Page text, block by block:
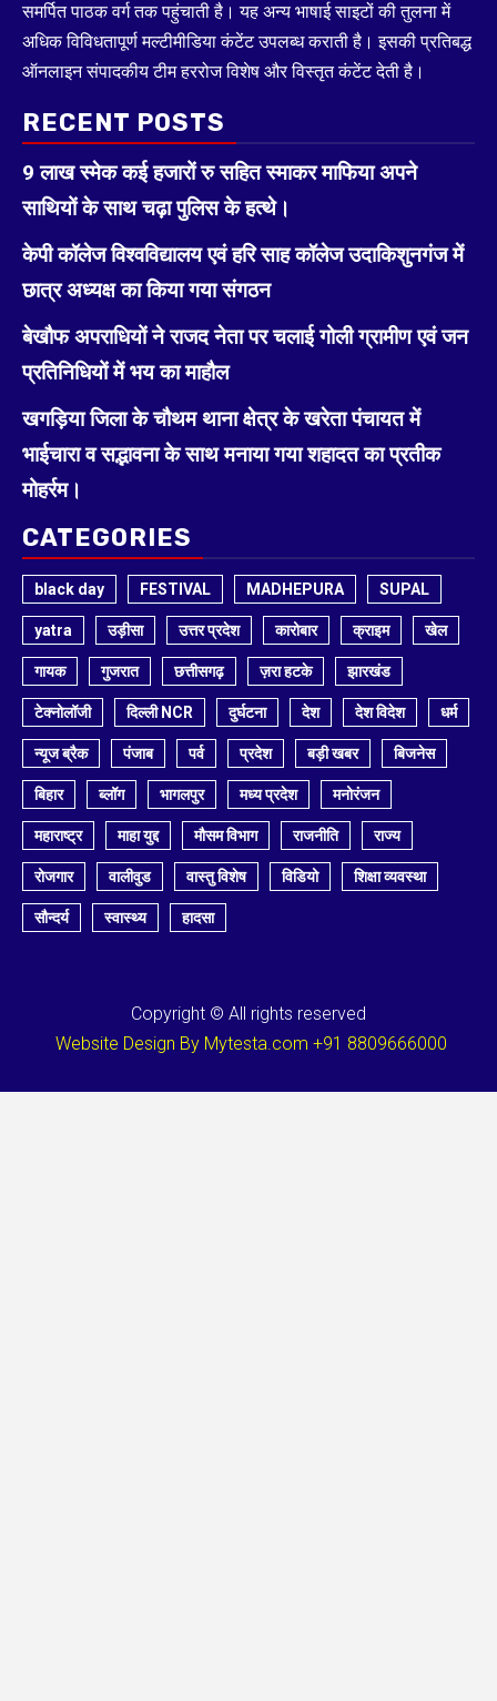
समर्पित पाठक वर्ग तक पहुंचाती है। यह अन्य भाषाई साइटों की तुलना में
अधिक विविधतापूर्ण मल्टीमीडिया कंटेंट उपलब्ध कराती है। इसकी प्रतिबद्ध
ऑनलाइन संपादकीय टीम हररोज विशेष और विस्तृत कंटेंट देती है।
RECENT POSTS
9 लाख स्मेक कई हजारों रु सहित स्माकर माफिया अपने
साथियों के साथ चढ़ा पुलिस के हत्थे।
केपी कॉलेज विश्वविद्यालय एवं हरि साह कॉलेज उदाकिशुनगंज में
छात्र अध्यक्ष का किया गया संगठन
बेखौफ अपराधियों ने राजद नेता पर चलाई गोली ग्रामीण एवं जन
प्रतिनिधियों में भय का माहौल
खगड़िया जिला के चौथम थाना क्षेत्र के खरेता पंचायत में
भाईचारा व सद्भावना के साथ मनाया गया शहादत का प्रतीक
मोहर्रम।
CATEGORIES
black day FESTIVAL MADHEPURA SUPAL
yatra उड़ीसा उत्तर प्रदेश कारोबार क्राइम खेल
गायक गुजरात छत्तीसगढ़ ज़रा हटके झारखंड
टेक्नोलॉजी दिल्ली NCR दुर्घटना देश देश विदेश धर्म
न्यूज ब्रैक पंजाब पर्व प्रदेश बड़ी खबर बिजनेस
बिहार ब्लॉग भागलपुर मध्य प्रदेश मनोरंजन
महाराष्ट्र माहा युद्द मौसम विभाग राजनीति राज्य
रोजगार वालीवुड वास्तु विशेष विडियो शिक्षा व्यवस्था
सौन्दर्य स्वास्थ्य हादसा
Copyright © All rights reserved
Website Design By Mytesta.com +91 8809666000